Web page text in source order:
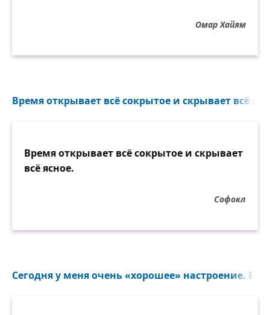
Омар Хайям
Время открывает всё сокрытое и скрывает всё
Время открывает всё сокрытое и скрывает
всё ясное.
Софокл
Сегодня у меня очень «хорошее» настроение.